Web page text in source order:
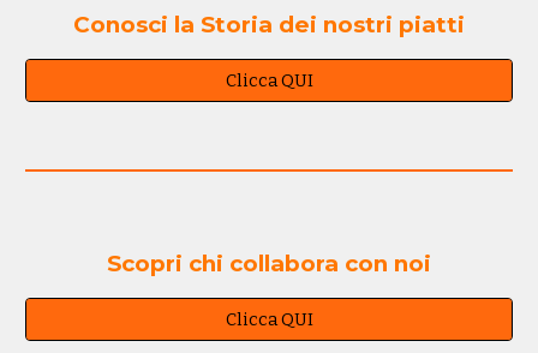
Conosci la Storia dei nostri piatti
Clicca QUI
Scopri chi collabora con noi
Clicca QUI